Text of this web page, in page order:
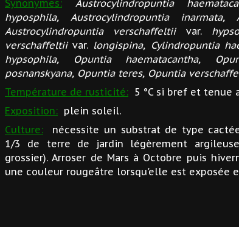
Synonymes:
Austrocylindropuntia
hyposphila, Austrocylindropuntia inarmata,
Austrocylindropuntia verschaffeltiivar.
verschaffeltiivar. longispina, Cylindropuntia
hypsophila, Opuntia haematacantha,
posnanskyana, Opuntia teres, Opuntia
Température de rusticité: 5 °C si bref et tenue
Exposition: plein soleil.
Culture: nécessite un substrat de type
1/3 de terre de jardin légèrement
grossier). Arroser de Mars à Octobre puis
une couleur rougeâtre lorsqu'elle est exposée